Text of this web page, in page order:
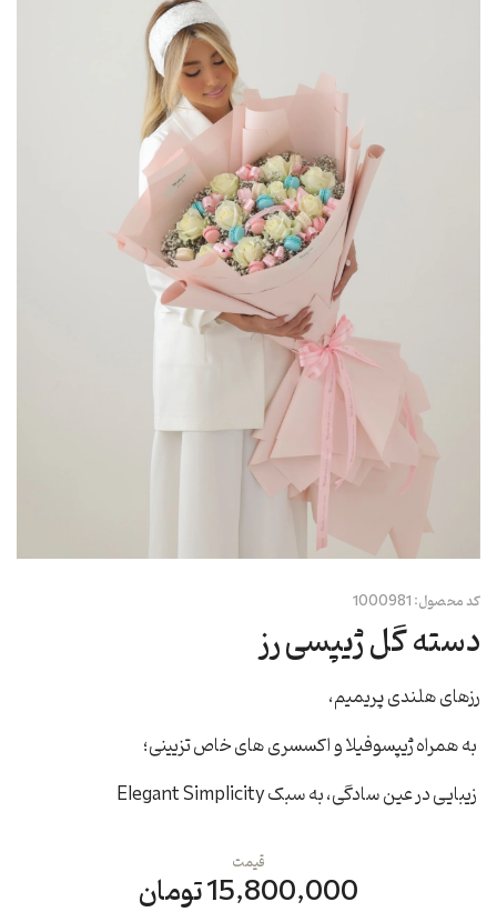
کد محصول:1000981
دسته گل ژیپسی رز
رزهای هلندی پریمیم،
به همراه ژیپسوفیلا و اکسسری های خاص تزیینی؛
زیبایی در عین سادگی، به سبک Elegant Simplicity
قیمت
15,800,000 تومان